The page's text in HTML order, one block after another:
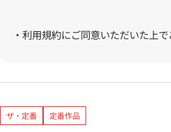
・利用規約にご同意いただいた上で
ザ・定番 定番作品